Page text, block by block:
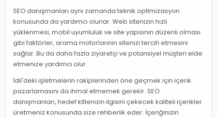
SEO danışmanları aynı zamanda teknik optimizasyon
konusunda da yardımcı olurlar. Web sitenizin hızlı
yüklenmesi, mobil uyumluluk ve site yapısının düzenli olması
gibi faktörler, arama motorlarının sitenizi tercih etmesini
sağlar. Bu da daha fazla ziyaretçi ve potansiyel müşteri elde
etmenize yardımcı olur.
İdil'deki işletmelerin rakiplerinden öne geçmek için içerik
pazarlamasını da ihmal etmemek gerekir. SEO
danışmanları, hedef kitlenizin ilgisini çekecek kaliteli içerikler
üretmeniz konusunda size rehberlik eder. İçeriğinizin